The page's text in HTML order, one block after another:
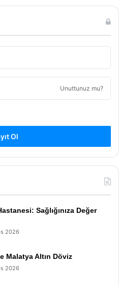
Unuttunuz mu?
Ol
Sağlığınıza Değer
2026
Malatya Altın Döviz
2026